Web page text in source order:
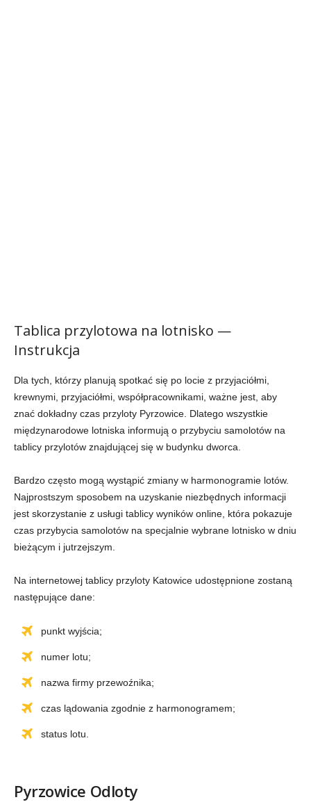
Tablica przylotowa na lotnisko —
Instrukcja
Dla tych, którzy planują spotkać się po locie z przyjaciółmi,
krewnymi, przyjaciółmi, współpracownikami, ważne jest, aby
znać dokładny czas przyloty Pyrzowice. Dlatego wszystkie
międzynarodowe lotniska informują o przybyciu samolotów na
tablicy przylotów znajdującej się w budynku dworca.
Bardzo często mogą wystąpić zmiany w harmonogramie lotów.
Najprostszym sposobem na uzyskanie niezbędnych informacji
jest skorzystanie z usługi tablicy wyników online, która pokazuje
czas przybycia samolotów na specjalnie wybrane lotnisko w dniu
bieżącym i jutrzejszym.
Na internetowej tablicy przyloty Katowice udostępnione zostaną
następujące dane:
punkt wyjścia;
numer lotu;
nazwa firmy przewoźnika;
czas lądowania zgodnie z harmonogramem;
status lotu.
Pyrzowice Odloty